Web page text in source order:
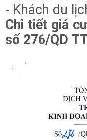
- Khách du
Chi tiết giá
số 276/QD